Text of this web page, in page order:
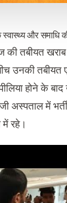
और समाधि की
की तबीयत
उनकी तबीयत
होने के बाद
अस्पताल में
में रहे।